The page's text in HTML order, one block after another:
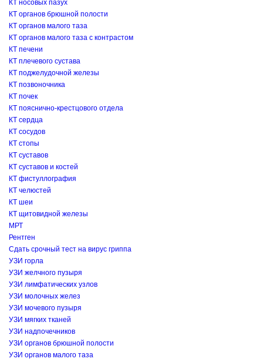
КТ носовых пазух
КТ органов брюшной полости
КТ органов малого таза
КТ органов малого таза с контрастом
КТ печени
КТ плечевого сустава
КТ поджелудочной железы
КТ позвоночника
КТ почек
КТ пояснично-крестцового отдела
КТ сердца
КТ сосудов
КТ стопы
КТ суставов
КТ суставов и костей
КТ фистуллография
КТ челюстей
КТ шеи
КТ щитовидной железы
МРТ
Рентген
Сдать срочный тест на вирус гриппа
УЗИ горла
УЗИ желчного пузыря
УЗИ лимфатических узлов
УЗИ молочных желез
УЗИ мочевого пузыря
УЗИ мягких тканей
УЗИ надпочечников
УЗИ органов брюшной полости
УЗИ органов малого таза